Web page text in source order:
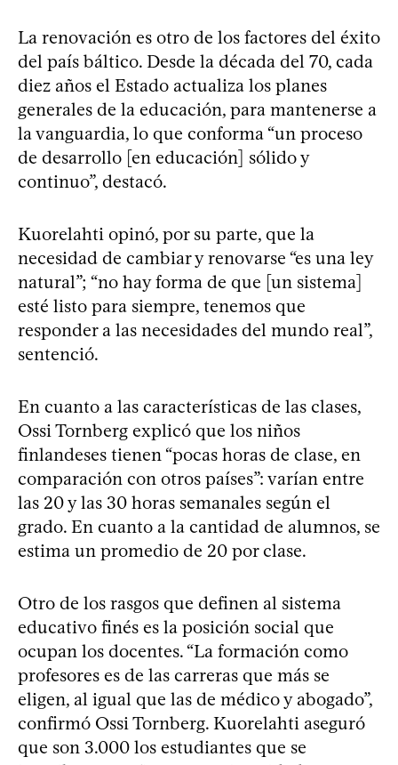
La renovación es otro de los factores del éxito
del país báltico. Desde la década del 70, cada
diez años el Estado actualiza los planes
generales de la educación, para mantenerse a
la vanguardia, lo que conforma “un proceso
de desarrollo [en educación] sólido y
continuo”, destacó.
Kuorelahti opinó, por su parte, que la
necesidad de cambiar y renovarse “es una ley
natural”; “no hay forma de que [un sistema]
esté listo para siempre, tenemos que
responder a las necesidades del mundo real”,
sentenció.
En cuanto a las características de las clases,
Ossi Tornberg explicó que los niños
finlandeses tienen “pocas horas de clase, en
comparación con otros países”: varían entre
las 20 y las 30 horas semanales según el
grado. En cuanto a la cantidad de alumnos, se
estima un promedio de 20 por clase.
Otro de los rasgos que definen al sistema
educativo finés es la posición social que
ocupan los docentes. “La formación como
profesores es de las carreras que más se
eligen, al igual que las de médico y abogado”,
confirmó Ossi Tornberg. Kuorelahti aseguró
que son 3.000 los estudiantes que se